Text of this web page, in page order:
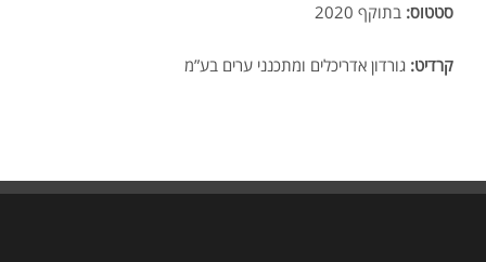
סטטוס: בתוקף 2020
קרדיט: גורדון אדריכלים ומתכנני ערים בע”מ